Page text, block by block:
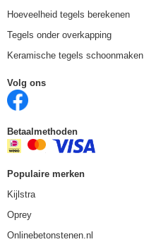
Hoeveelheid tegels berekenen
Tegels onder overkapping
Keramische tegels schoonmaken
Volg ons
Betaalmethoden
Populaire merken
Kijlstra
Oprey
Onlinebetonstenen.nl